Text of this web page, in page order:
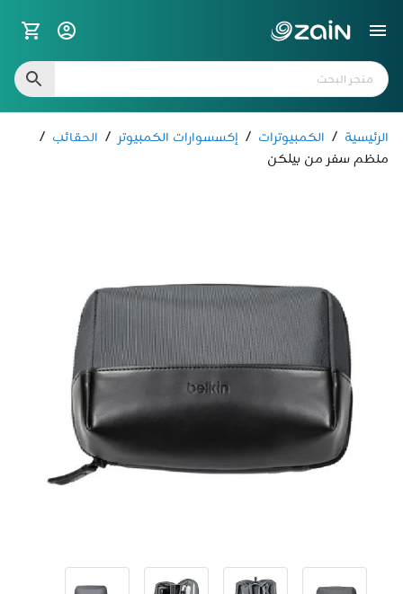
الرئيسية / الكمبيوترات / إكسسوارات الكمبيوتر / الحقائب /
منظم سفر من بيلكن